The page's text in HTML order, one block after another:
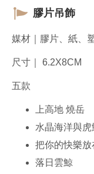
膠片吊飾
媒材｜膠片、紙、
尺寸｜ 6.2X8CM
五款
上高地 燒岳
水晶海洋與虎
把你的快樂
落日雲鯨